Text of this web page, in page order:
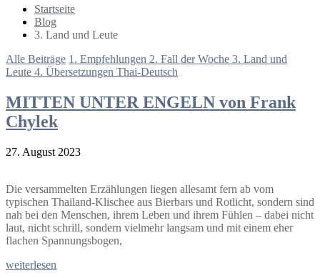
Startseite
Blog
3. Land und Leute
Alle Beiträge 1. Empfehlungen 2. Fall der Woche 3. Land und
Leute 4. Übersetzungen Thai-Deutsch
MITTEN UNTER ENGELN von Frank
Chylek
27. August 2023
Die versammelten Erzählungen liegen allesamt fern ab vom
typischen Thailand-Klischee aus Bierbars und Rotlicht, sondern sind
nah bei den Menschen, ihrem Leben und ihrem Fühlen – dabei nicht
laut, nicht schrill, sondern vielmehr langsam und mit einem eher
flachen Spannungsbogen,
weiterlesen